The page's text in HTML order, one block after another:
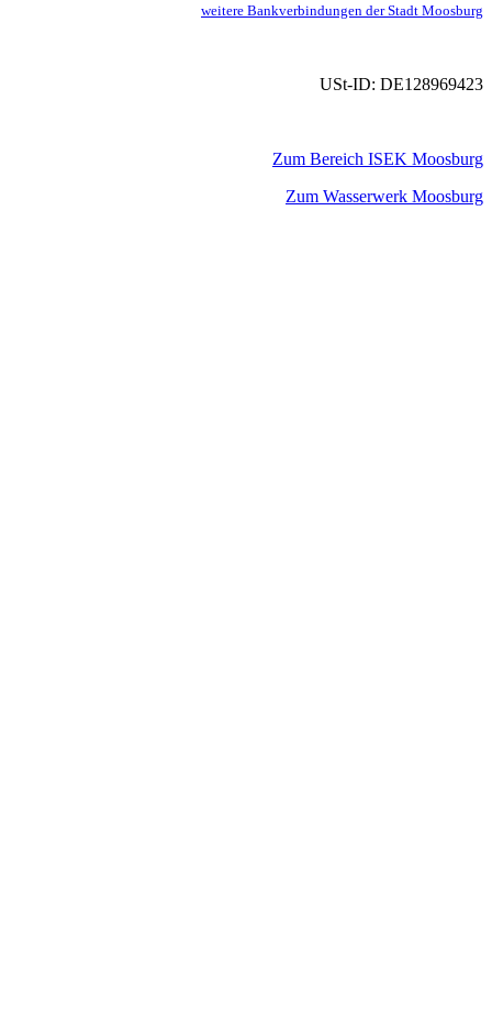
weitere Bankverbindungen der Stadt Moosburg
USt-ID: DE128969423
Zum Bereich ISEK Moosburg
Zum Wasserwerk Moosburg